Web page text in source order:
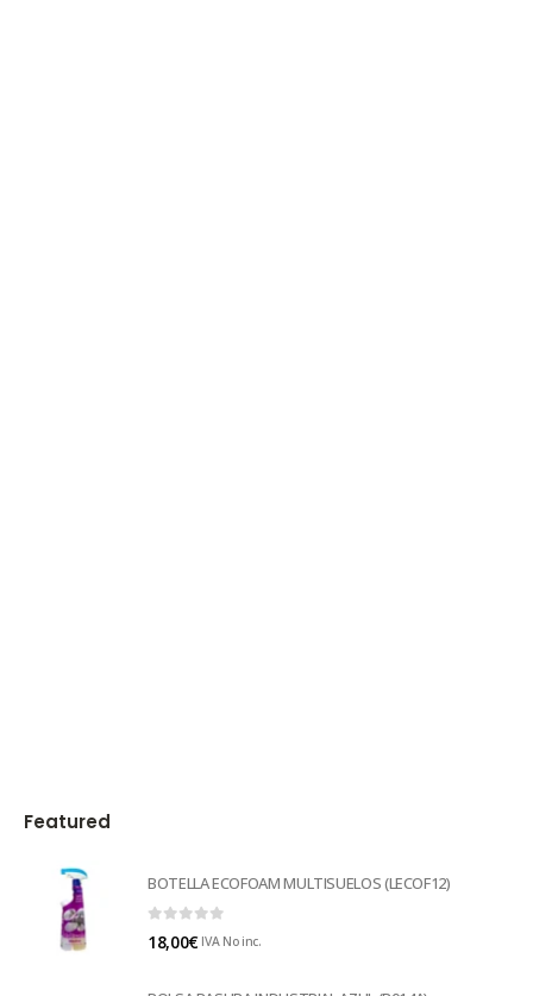
Featured
BOTELLA ECOFOAM MULTISUELOS (LECOF12)
18,00€ IVA No inc.